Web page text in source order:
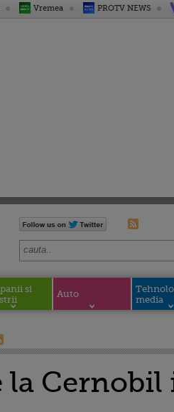
Vremea PROTV NEWS
si
Auto
media
la